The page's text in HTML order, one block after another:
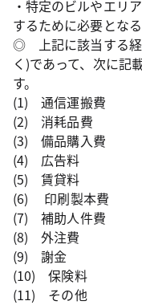
・特定のビルやエリ
するために必要とな
◎ 上記に該当する経
く)であって、次に記
す。
(1) 通信運搬費
(2) 消耗品費
(3) 備品購入費
(4) 広告料
(5) 賃貸料
(6) 印刷製本費
(7) 補助人件費
(8) 外注費
(9) 謝金
(10) 保険料
(11) その他